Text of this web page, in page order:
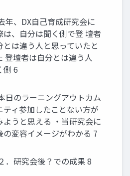
年、DX自己育成研究会に
は、自分は聞く側で登 壇者
とは違う人と思っていたと
登壇者は自分とは違う人
側 6
日のラーニングアウトカム
ティ参加したことない方が
ようと思える ・当研究会に
の変容イメージがわかる 7
．研究会後？での成果 8